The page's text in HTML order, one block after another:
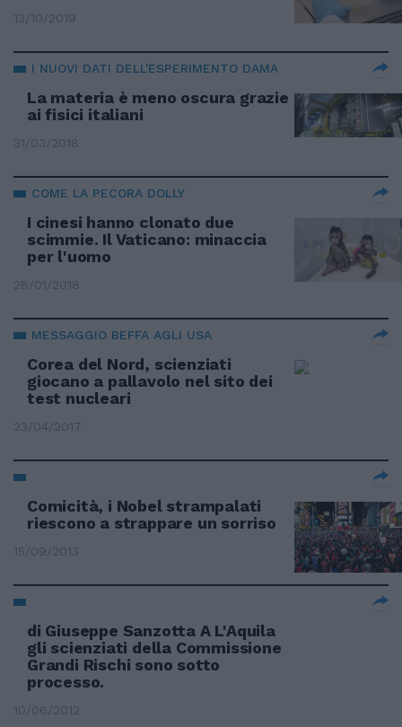
13/10/2019
I NUOVI DATI DELL'ESPERIMENTO DAMA
La materia è meno oscura grazie
ai fisici italiani
31/03/2018
COME LA PECORA DOLLY
I cinesi hanno clonato due
scimmie. Il Vaticano: minaccia
per l'uomo
28/01/2018
MESSAGGIO BEFFA AGLI USA
Corea del Nord, scienziati
giocano a pallavolo nel sito dei
test nucleari
23/04/2017
Comicità, i Nobel strampalati
riescono a strappare un sorriso
15/09/2013
di Giuseppe Sanzotta A L'Aquila
gli scienziati della Commissione
Grandi Rischi sono sotto
processo.
10/06/2012